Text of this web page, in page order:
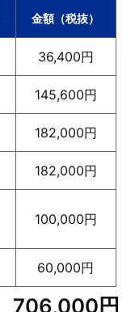
金額（税抜）
36,400円
145,600円
182,000円
182,000円
100,000円
60,000円
706,000円